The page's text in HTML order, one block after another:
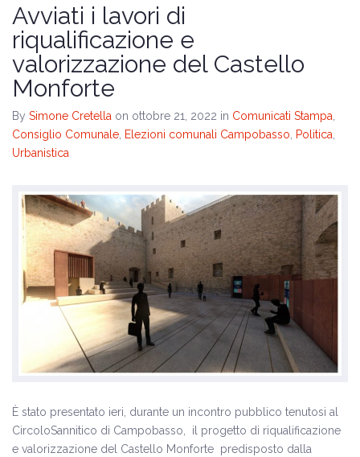
Avviati i lavori di
riqualificazione e
valorizzazione del Castello
Monforte
By Simone Cretella on ottobre 21, 2022 in Comunicati Stampa,
Consiglio Comunale, Elezioni comunali Campobasso, Politica,
Urbanistica
È stato presentato ieri, durante un incontro pubblico tenutosi al
CircoloSannitico di Campobasso, il progetto di riqualificazione
e valorizzazione del Castello Monforte predisposto dalla